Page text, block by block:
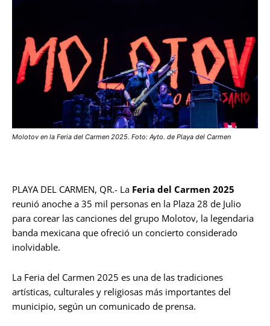
Molotov en la Feria del Carmen 2025. Foto: Ayto. de Playa del Carmen
PLAYA DEL CARMEN, QR.- La Feria del Carmen 2025
reunió anoche a 35 mil personas en la Plaza 28 de Julio
para corear las canciones del grupo Molotov, la legendaria
banda mexicana que ofreció un concierto considerado
inolvidable.
La Feria del Carmen 2025 es una de las tradiciones
artísticas, culturales y religiosas más importantes del
municipio, según un comunicado de prensa.